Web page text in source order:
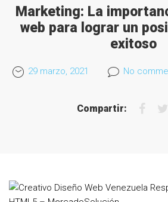
Marketing: La
web para lograr un
exitoso
29 marzo, 2021 No
Compartir:
b